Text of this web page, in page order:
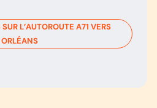
L’AUTOROUTE A71 VERS
ORLÉANS